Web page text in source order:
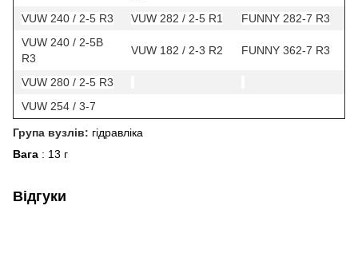
VUW 240 / 2-5 R3 VUW 282 / 2-5 R1
FUNNY 282-7 R3
VUW 240 / 2-5B
R3
VUW 182 / 2-3 R2 FUNNY 362-7 R3
VUW 280 / 2-5 R3
VUW 254 / 3-7
Група вузлів: гідравліка
Вага : 13 г
Відгуки